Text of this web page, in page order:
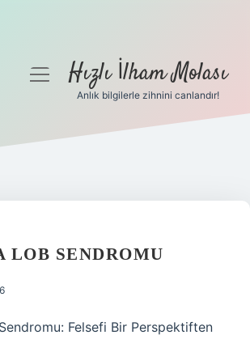
menüyüHızlı İlham Molası
Anlık bilgilerle zihnini canlandır!
LOB SENDROMU
Felsefi Bir Perspektiften